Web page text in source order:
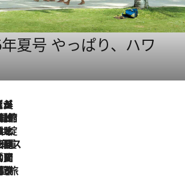
夏号 やっぱり、ハワ
容”とは
サイズジップ】